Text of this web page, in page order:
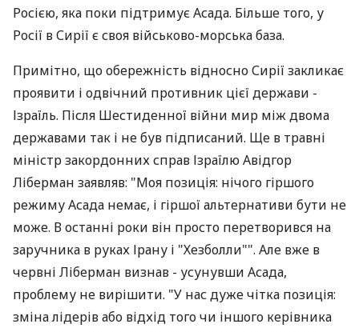
Росією, яка поки підтримує Асада. Більше того, у
Росії в Сирії є своя військово-морська база.
Примітно, що обережність відносно Сирії закликає
проявити і одвічний противник цієї держави -
Ізраїль. Після Шестиденної війни мир між двома
державами так і не був підписаний. Ще в травні
міністр закордонних справ Ізраїлю Авідгор
Ліберман заявляв: "Моя позиція: нічого гіршого
режиму Асада немає, і гіршої альтернативи бути не
може. В останні роки він просто перетворився на
заручника в руках Ірану і "Хезболли"". Але вже в
червні Ліберман визнав - усунувши Асада,
проблему не вирішити. "У нас дуже чітка позиція:
зміна лідерів або відхід того чи іншого керівника